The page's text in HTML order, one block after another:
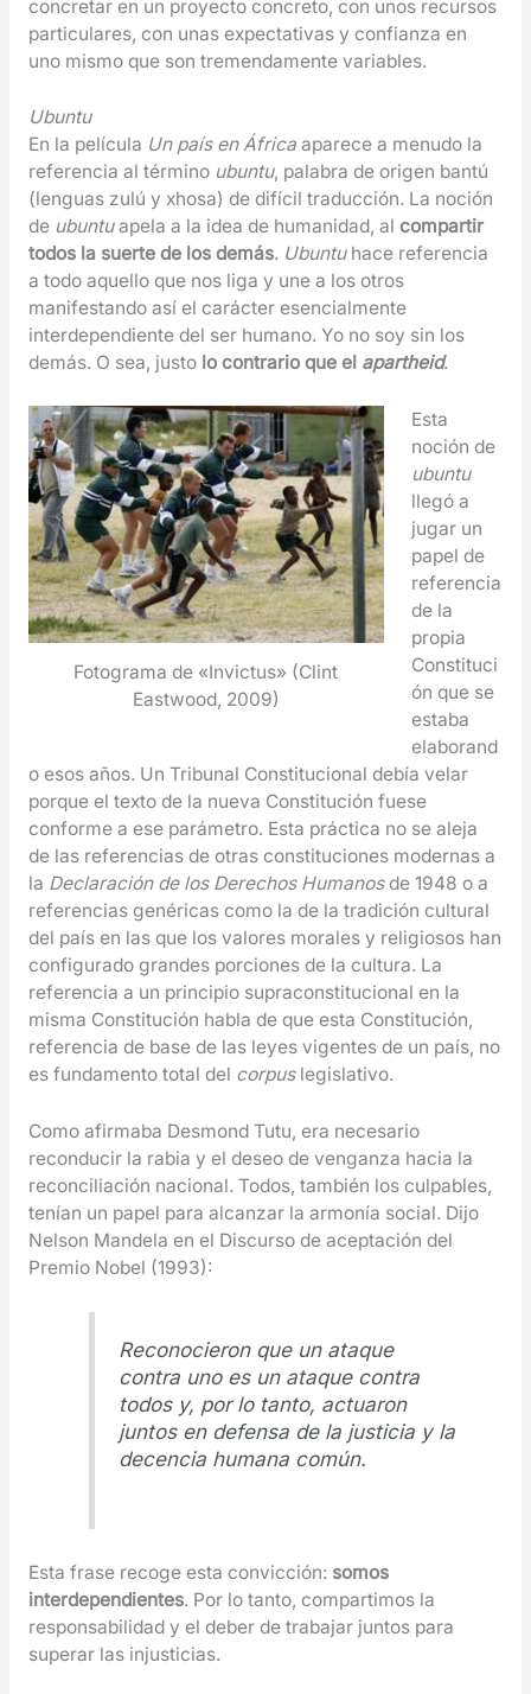
concretar en un proyecto concreto, con unos recursos
particulares, con unas expectativas y confianza en
uno mismo que son tremendamente variables.
Ubuntu
En la película Un país en Áfricaaparece a menudo la
referencia al término ubuntu, palabra de origen bantú
(lenguas zulú y xhosa) de difícil traducción. La noción
de ubuntuapela a la idea de humanidad, al compartir
todos la suerte de los demás. Ubuntuhace referencia
a todo aquello que nos liga y une a los otros
manifestando así el carácter esencialmente
interdependiente del ser humano. Yo no soy sin los
demás. O sea, justo lo contrario que el apartheid.
Fotograma de «Invictus» (Clint
Eastwood, 2009)
Esta
noción de
ubuntu
llegó a
jugar un
papel de
referencia
de la
propia
Constituci
ón que se
estaba
elaborand
o esos años. Un Tribunal Constitucional debía velar
porque el texto de la nueva Constitución fuese
conforme a ese parámetro. Esta práctica no se aleja
de las referencias de otras constituciones modernas a
la Declaración de los Derechos Humanosde 1948 o a
referencias genéricas como la de la tradición cultural
del país en las que los valores morales y religiosos han
configurado grandes porciones de la cultura. La
referencia a un principio supraconstitucional en la
misma Constitución habla de que esta Constitución,
referencia de base de las leyes vigentes de un país, no
es fundamento total del corpuslegislativo.
Como afirmaba Desmond Tutu, era necesario
reconducir la rabia y el deseo de venganza hacia la
reconciliación nacional. Todos, también los culpables,
tenían un papel para alcanzar la armonía social. Dijo
Nelson Mandela en el Discurso de aceptación del
Premio Nobel (1993):
Reconocieron que un ataque
contra uno es un ataque contra
todos y, por lo tanto, actuaron
juntos en defensa de la justicia y la
decencia humana común.
Esta frase recoge esta convicción: somos
interdependientes. Por lo tanto, compartimos la
responsabilidad y el deber de trabajar juntos para
superar las injusticias.